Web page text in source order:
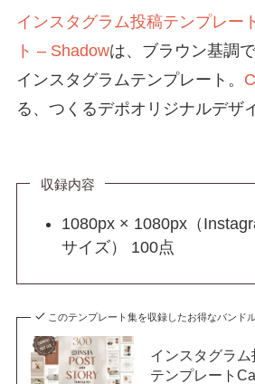
インスタグラム投稿テンプレー
ト – Shadowは、ブラウン基調
インスタグラムテンプレート。
る、つくるデポオリジナルデザ
収録内容
1080px × 1080px（
サイズ） 100点
このテンプレート集を収録したお得なバンド
インスタグラ
テンプレート